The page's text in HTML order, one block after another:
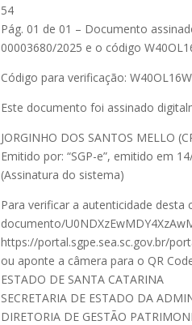
54
Pág. 01 de 01 – Documento
00003680/2025 e o código
Código para verificação: W40OL16W
Este documento foi assinado
JORGINHO DOS SANTOS MELLO
Emitido por: “SGP-e”, emitido em
(Assinatura do sistema)
Para verificar a autenticidade
documento/
https://portal.sgpe.sea.sc.gov.br/
ou aponte a câmera para o QR
ESTADO DE SANTA CATARINA
SECRETARIA DE ESTADO DA
DIRETORIA DE GESTÃO